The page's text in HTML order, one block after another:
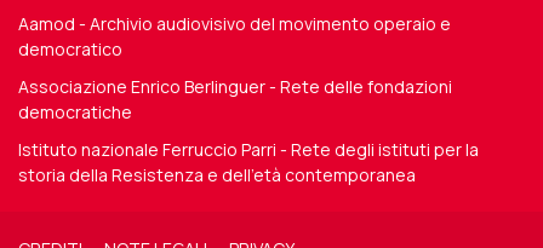
Aamod - Archivio audiovisivo del movimento operaio e
democratico
Associazione Enrico Berlinguer - Rete delle fondazioni
democratiche
Istituto nazionale Ferruccio Parri - Rete degli istituti per la
storia della Resistenza e dell'età contemporanea